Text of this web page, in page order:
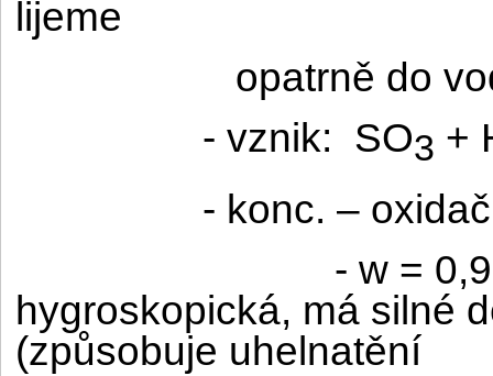
lijeme
opatrně do
- vznik: SO3 +
- konc. –
- w =
hygroskopická, má silné
(způsobuje uhelnatění